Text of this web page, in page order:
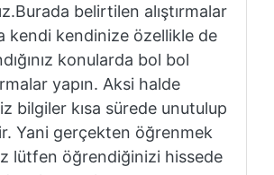
belirtilen alıştırmalar
kendi kendinize özellikle de
konularda bol bol
yapın. Aksi halde
bilgiler kısa sürede unutulup
Yani gerçekten öğrenmek
lütfen öğrendiğinizi hissede